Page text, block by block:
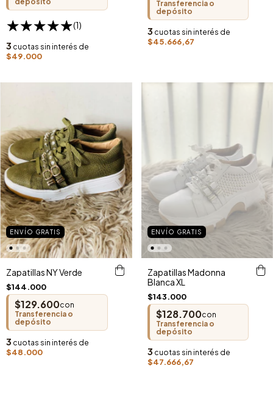
(1)
3 cuotas sin interés de
$49.000
Transferencia o
depósito
3 cuotas sin interés de
$45.666,67
ENVÍO GRATIS
Zapatillas NY Verde
$144.000
$129.600con
Transferencia o
depósito
3 cuotas sin interés de
$48.000
ENVÍO GRATIS
Zapatillas Madonna
Blanca XL
$143.000
$128.700con
Transferencia o
depósito
3 cuotas sin interés de
$47.666,67